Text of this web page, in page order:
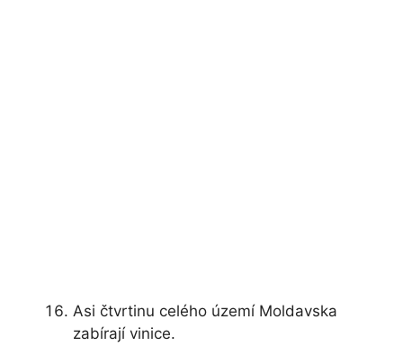
Asi čtvrtinu celého území Moldavska
zabírají vinice.